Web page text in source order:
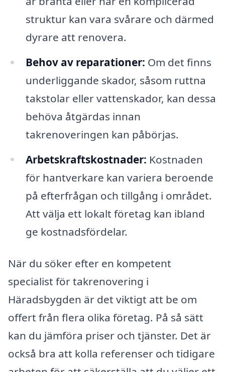
struktur kan vara svårare och därmed
dyrare att renovera.
Behov av reparationer: Om det finns
underliggande skador, såsom ruttna
takstolar eller vattenskador, kan dessa
behöva åtgärdas innan
takrenoveringen kan påbörjas.
Arbetskraftskostnader: Kostnaden
för hantverkare kan variera beroende
på efterfrågan och tillgång i området.
Att välja ett lokalt företag kan ibland
ge kostnadsfördelar.
När du söker efter en kompetent
specialist för takrenovering i
Häradsbygden är det viktigt att be om
offert från flera olika företag. På så sätt
kan du jämföra priser och tjänster. Det är
också bra att kolla referenser och tidigare